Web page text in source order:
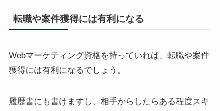
転職や案件獲得には有利になる
Webマーケティング資格を持っていれば、転職や案件
獲得には有利になるでしょう。
履歴書にも書けますし、相手からしたらある程度スキ